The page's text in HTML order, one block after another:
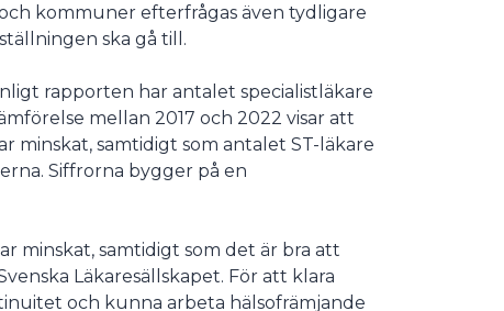
kommuner efterfrågas även tydligare
ska gå till.
rapporten har antalet specialistläkare
mellan 2017 och 2022 visar att
minskat, samtidigt som antalet ST-läkare
Siffrorna bygger på en
minskat, samtidigt som det är bra att
Läkaresällskapet. För att klara
och kunna arbeta hälsofrämjande